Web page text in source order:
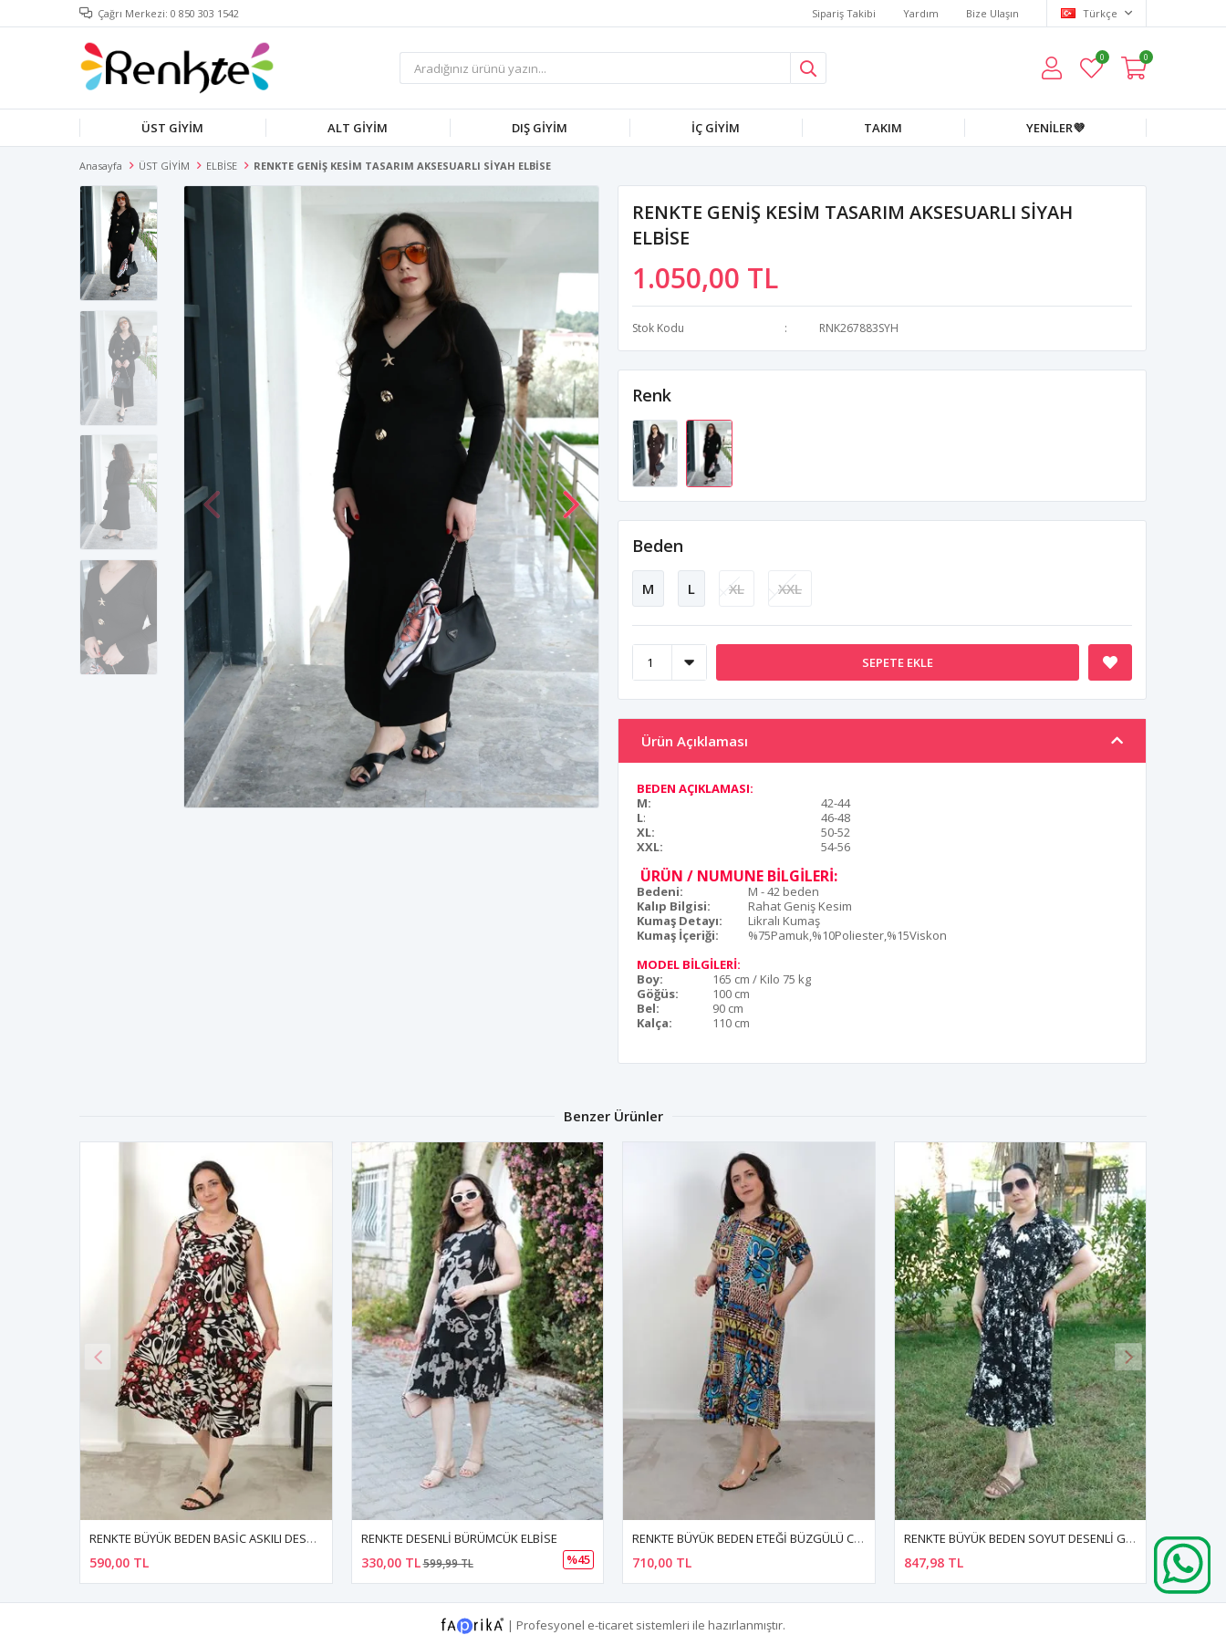
Çağrı Merkezi: 0 850 303 1542 Sipariş Takibi Yardım Bize Ulaşın Türkçe
0 0
ÜST GİYİM ALT GİYİM DIŞ GİYİM İÇ GİYİM TAKIM YENİLER💜
Anasayfa ÜST GİYİM ELBİSE RENKTE GENİŞ KESİM TASARIM AKSESUARLI SİYAH ELBİSE
RENKTE GENİŞ KESİM TASARIM AKSESUARLI SİYAH
ELBİSE
1.050,00 TL
Stok Kodu RNK267883SYH
Renk
Beden
M L XL XXL
SEPETE EKLE
Ürün Açıklaması
BEDEN AÇIKLAMASI:
M:
42-44
L:
46-48
XL:
50-52
XXL:
54-56
ÜRÜN / NUMUNE BİLGİLERİ:
Bedeni:
M - 42 beden
Kalıp Bilgisi:
Rahat Geniş Kesim
Kumaş Detayı:
Likralı Kumaş
Kumaş İçeriği:
%75Pamuk,%10Poliester,%15Viskon
MODEL BİLGİLERİ:
Boy:
165 cm / Kilo 75 kg
Göğüs:
100 cm
Bel:
90 cm
Kalça:
110 cm
Benzer Ürünler
RENKTE DESENLİ BÜRÜMCÜK ELBİSE
330,00 TL 710,00 TL
RENKTE BÜYÜK BEDEN SOYUT DESENLİ GÖMLEK YAKA KUŞAKLI MİDİ BOY ELBİSE
847,98 TL
RENKTE BÜYÜK BEDEN DESENLI DOKUMA ELBİSE
430,00 TL 500,00
| Profesyonel e-ticaret sistemleri ile hazırlanmıştır.